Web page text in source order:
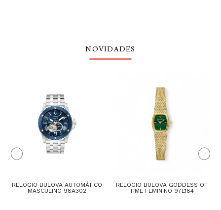
NOVIDADES
RELÓGIO BULOVA AUTOMÁTICO
MASCULINO 98A302
RELÓGIO BULOVA GODDESS OF
TIME FEMININO 97L184